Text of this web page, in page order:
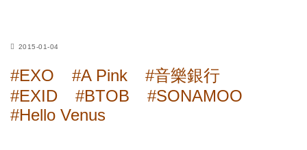
2015-01-04
#EXO #A Pink
#音樂銀行
#EXID
#BTOB
#SONAMOO
#Hello Venus